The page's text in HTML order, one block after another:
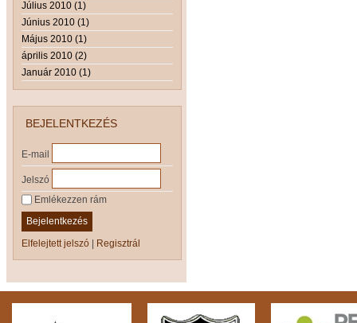
Július 2010 (1)
Június 2010 (1)
Május 2010 (1)
április 2010 (2)
Január 2010 (1)
BEJELENTKEZÉS
E-mail
Jelszó
Emlékezzen rám
Bejelentkezés
Elfelejtett jelszó | Regisztrál